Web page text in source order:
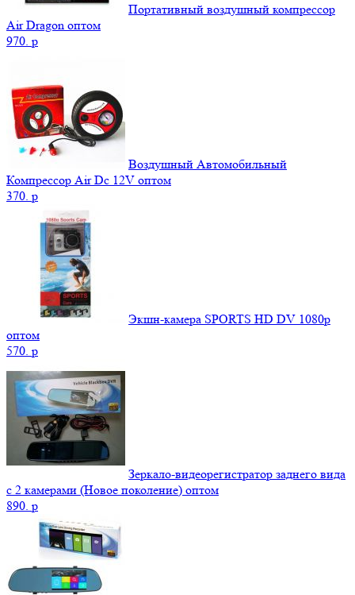
Портативный воздушный компрессор
Air Dragon оптом
970. p
Воздушный Автомобильный
Компрессор Air Dc 12V оптом
370. p
Экшн-камера SPORTS HD DV 1080р
оптом
570. p
Зеркало-видеорегистратор заднего вида
с 2 камерами (Новое поколение) оптом
890. p